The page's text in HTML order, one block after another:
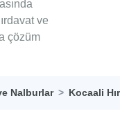
ve
çözüm
Nalburlar Kocaali